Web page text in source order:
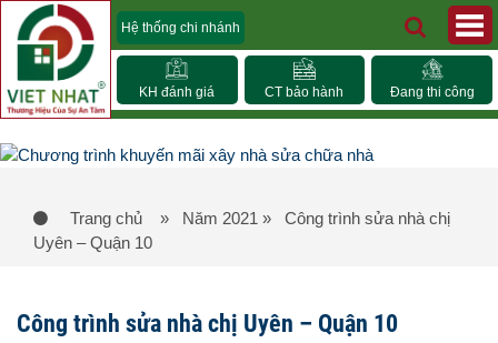
Hệ thống chi nhánh
KH đánh giá CT bảo hành Đang thi công
Trang chủ » Năm 2021 » Công trình sửa nhà chị
Uyên – Quận 10
Công trình sửa nhà chị Uyên – Quận 10